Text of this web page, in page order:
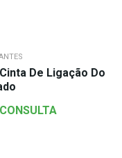
De Ligação Do